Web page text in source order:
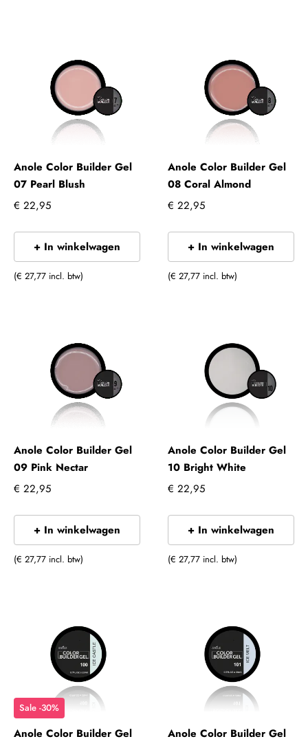
Anole Color Builder Gel
07 Pearl Blush
€ 22,95
+ In winkelwagen
(€ 27,77 incl. btw)
Anole Color Builder Gel
08 Coral Almond
€ 22,95
+ In winkelwagen
(€ 27,77 incl. btw)
Anole Color Builder Gel
09 Pink Nectar
€ 22,95
+ In winkelwagen
(€ 27,77 incl. btw)
Anole Color Builder Gel
10 Bright White
€ 22,95
+ In winkelwagen
(€ 27,77 incl. btw)
Sale -30%
Anole Color Builder Gel Anole Color Builder Gel